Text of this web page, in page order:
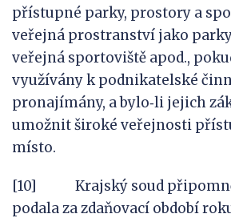
přístupné parky, prostory a
veřejná prostranství jako
veřejná sportoviště apod.,
využívány k podnikatelské
pronajímány, a bylo‑li jejich
umožnit široké veřejnosti
místo.
[10] Krajský soud
podala za zdaňovací období